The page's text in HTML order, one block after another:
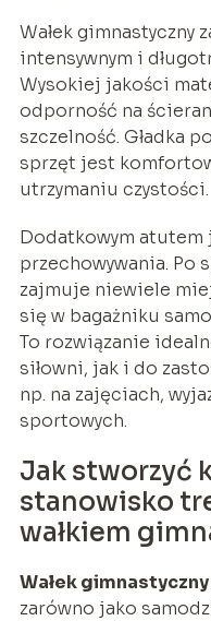
Wałek gimnastyczny
intensywnym i
Wysokiej jakości
odporność na
szczelność. Gładka
sprzęt jest
utrzymaniu czystości.
Dodatkowym atutem
przechowywania. Po
zajmuje niewiele
się w bagażniku
To rozwiązanie
siłowni, jak i do
np. na zajęciach,
sportowych.
Jak stworzyć
stanowisko
wałkiem
Wałek gimnastyczny
zarówno jako